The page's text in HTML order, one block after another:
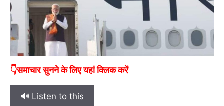
👇समाचार सुनने के लिए यहां क्लिक करें
🔊 Listen to this